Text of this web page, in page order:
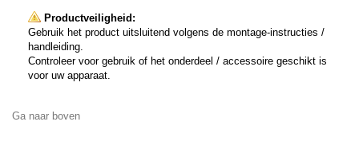
Productveiligheid:
Gebruik het product uitsluitend volgens de montage-instructies /
handleiding.
Controleer voor gebruik of het onderdeel / accessoire geschikt is
voor uw apparaat.
Ga naar boven